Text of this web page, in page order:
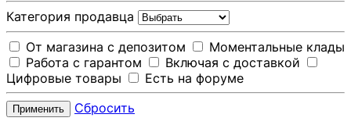
Категория продавца
От магазина с депозитом
Моментальные клады
Работа с гарантом
Включая с доставкой
Цифровые товары
Есть на форуме
Применить Сбросить